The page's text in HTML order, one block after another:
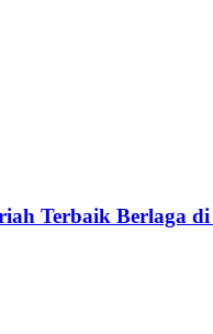
Terbaik Berlaga